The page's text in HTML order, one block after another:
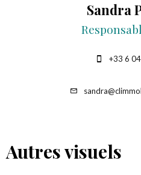
Sandra
+33 6
Autres visuels